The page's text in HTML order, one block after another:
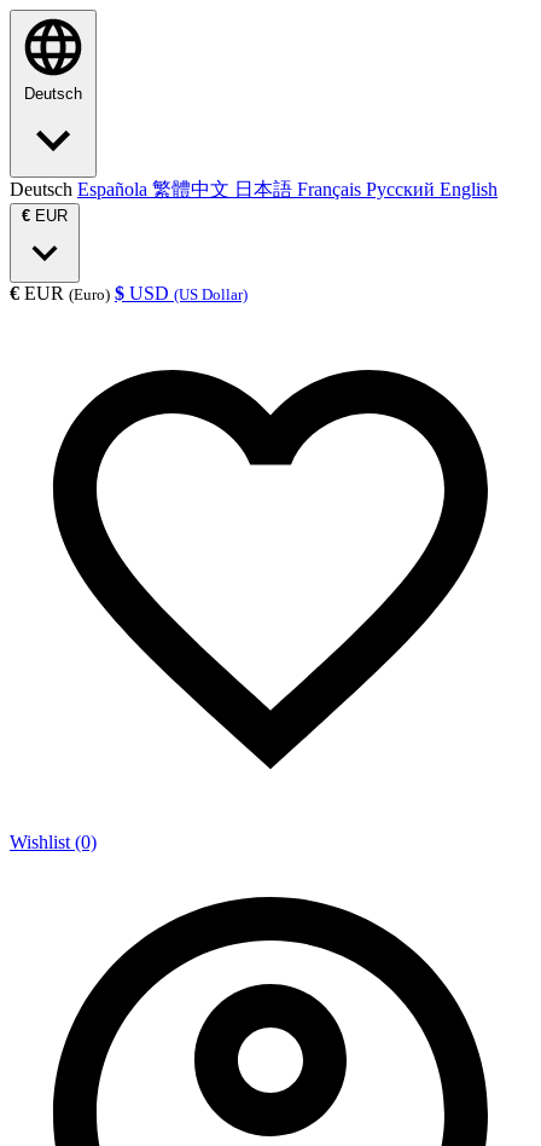
Deutsch
Deutsch Española 繁體中文 日本語 Français Русский English
€ EUR
€ EUR (Euro) $ USD (US Dollar)
Wishlist (0)